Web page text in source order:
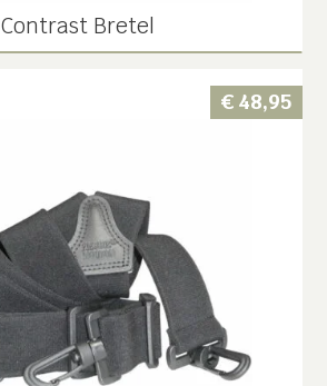
Contrast Bretel
€48,95